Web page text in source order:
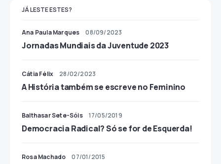
JÁ LESTE ESTES?
Ana Paula Marques 08/09/2023
Jornadas Mundiais da Juventude 2023
Cátia Félix 28/02/2023
A História também se escreve no Feminino
Balthasar Sete-Sóis 17/05/2019
Democracia Radical? Só se for de Esquerda!
Rosa Machado 07/01/2015